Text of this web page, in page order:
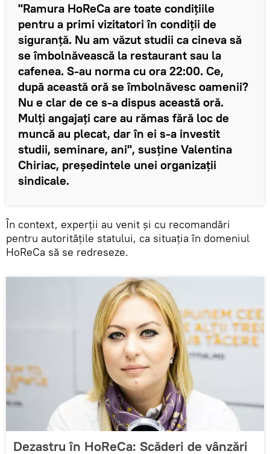
"Ramura HoReCa are toate condițiile
pentru a primi vizitatori în condiții de
siguranță. Nu am văzut studii ca cineva să
se îmbolnăvească la restaurant sau la
cafenea. S-au norma cu ora 22:00. Ce,
după această oră se îmbolnăvesc oamenii?
Nu e clar de ce s-a dispus această oră.
Mulți angajați care au rămas fără loc de
muncă au plecat, dar în ei s-a investit
studii, seminare, ani", susține Valentina
Chiriac, președintele unei organizații
sindicale.
În context, experții au venit și cu recomandări
pentru autoritățile statului, ca situația în domeniul
HoReCa să se redreseze.
Dezastru în HoReCa: Scăderi de vânzări